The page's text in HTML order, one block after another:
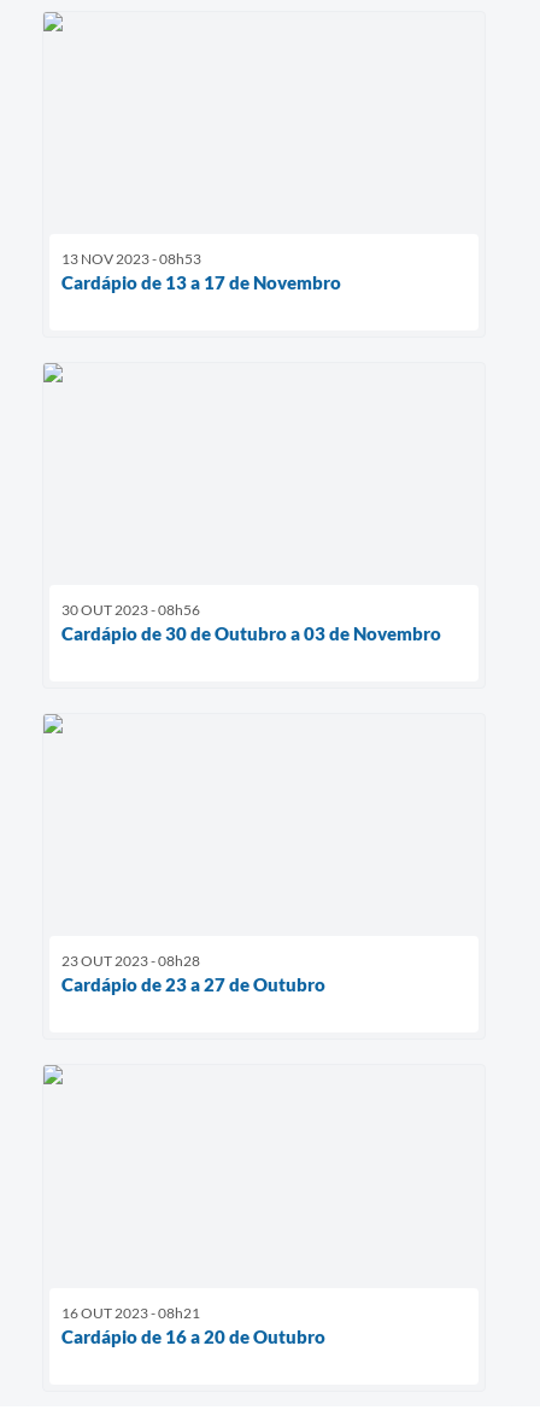
13 NOV 2023 - 08h53
Cardápio de 13 a 17 de Novembro
30 OUT 2023 - 08h56
Cardápio de 30 de Outubro a 03 de Novembro
23 OUT 2023 - 08h28
Cardápio de 23 a 27 de Outubro
16 OUT 2023 - 08h21
Cardápio de 16 a 20 de Outubro